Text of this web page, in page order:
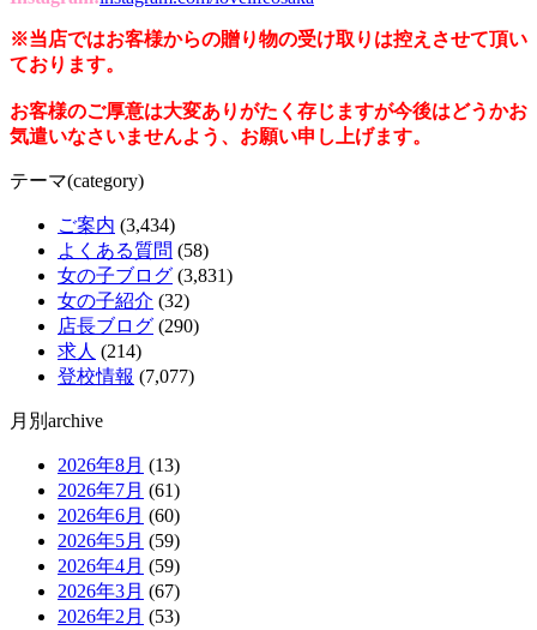
※当店ではお客様からの贈り物の受け取りは控えさせて頂い
ております。
お客様のご厚意は大変ありがたく存じますが今後はどうかお
気遣いなさいませんよう、お願い申し上げます。
テーマ(category)
ご案内 (3,434)
よくある質問 (58)
女の子ブログ (3,831)
女の子紹介 (32)
店長ブログ (290)
求人 (214)
登校情報 (7,077)
月別archive
2026年8月 (13)
2026年7月 (61)
2026年6月 (60)
2026年5月 (59)
2026年4月 (59)
2026年3月 (67)
2026年2月 (53)